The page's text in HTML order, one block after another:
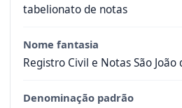
tabelionato de notas
Nome fantasia
Registro Civil e Notas São
Denominação padrão